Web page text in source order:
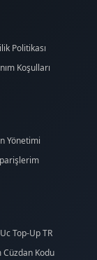
Politikası
Koşulları
Yönetimi
Top-Up TR
Cüzdan Kodu